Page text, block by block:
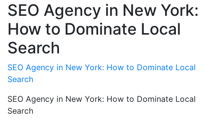
SEO Agency in New York:
How to Dominate Local
Search
SEO Agency in New York: How to Dominate Local
Search
SEO Agency in New York: How to Dominate Local
Search